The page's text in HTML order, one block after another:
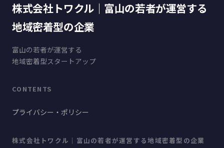
株式会社トワクル｜富山の若者が運営する
地域密着型の企業
富山の若者が運営する
地域密着型スタートアップ
CONTENTS
プライバシー・ポリシー
株式会社トワクル｜富山の若者が運営する地域密着型の企業